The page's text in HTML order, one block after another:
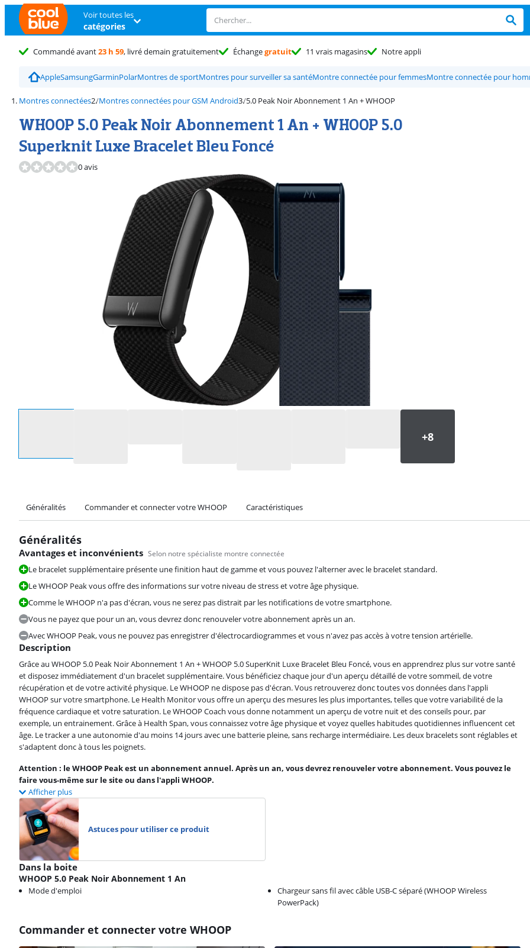
Voir toutes les
catégories
Commandé avant23 h 59, livré demain gratuitement Échangegratuit 11 vrais magasins Notre appli
AppleSamsungGarminPolarMontres de sportMontres pour surveiller sa santéMontre connectée pour femmesMontre connectée pour
Montres connectées Montres connectées pour GSM Android 5.0 Peak Noir Abonnement 1 An + WHOOP
WHOOP 5.0 Peak Noir Abonnement 1 An + WHOOP 5.0
Superknit Luxe Bracelet Bleu Foncé
0 avis
Généralités Commander et connecter votre WHOOP Caractéristiques
Généralités
La note est de 6,0 sur 10, basée sur 2 avis.
La note est de 8,7 sur 10, basée sur 1 avis.
Avantages et inconvénients Selon notre spécialiste montre connectée
Le bracelet supplémentaire présente une finition haut de gamme et vous pouvez l'alterner avec le bracelet standard.
Le WHOOP Peak vous offre des informations sur votre niveau de stress et votre âge physique.
Comme le WHOOP n'a pas d'écran, vous ne serez pas distrait par les notifications de votre smartphone.
Vous ne payez que pour un an, vous devrez donc renouveler votre abonnement après un an.
Avec WHOOP Peak, vous ne pouvez pas enregistrer d'électrocardiogrammes et vous n'avez pas accès à votre tension artérielle.
Description
Grâce au WHOOP 5.0 Peak Noir Abonnement 1 An + WHOOP 5.0 SuperKnit Luxe Bracelet Bleu Foncé, vous en apprendrez plus sur votre santé
et disposez immédiatement d'un bracelet supplémentaire. Vous bénéficiez chaque jour d'un aperçu détaillé de votre sommeil, de votre
récupération et de votre activité physique. Le WHOOP ne dispose pas d'écran. Vous retrouverez donc toutes vos données dans l'appli
WHOOP sur votre smartphone. Le Health Monitor vous offre un aperçu des mesures les plus importantes, telles que votre variabilité de la
fréquence cardiaque et votre saturation. Le WHOOP Coach vous donne notamment un aperçu de votre nuit et des conseils pour, par
exemple, un entrainement. Grâce à Health Span, vous connaissez votre âge physique et voyez quelles habitudes quotidiennes influencent cet
âge. Le tracker a une autonomie d'au moins 14 jours avec une batterie pleine, sans recharge intermédiaire. Les deux bracelets sont réglables et
s'adaptent donc à tous les poignets.
Attention : le WHOOP Peak est un abonnement annuel. Après un an, vous devrez renouveler votre abonnement. Vous pouvez le
faire vous-même sur le site ou dans l'appli WHOOP.
Afficher plus
Astuces pour utiliser ce produit
Dans la boite
WHOOP 5.0 Peak Noir Abonnement 1 An
Mode d'emploi
Chargeur sans fil avec câble USB-C séparé (WHOOP Wireless
PowerPack)
Commander et connecter votre WHOOP